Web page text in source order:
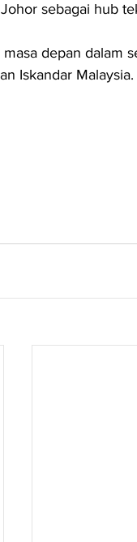
sebagai hub
depan dalam
Iskandar Malaysia.